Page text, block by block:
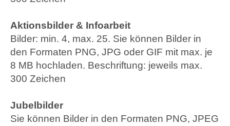
Aktionsbilder & Infoarbeit
Bilder: min. 4, max. 25. Sie können Bilder in
den Formaten PNG, JPG oder GIF mit max. je
8 MB hochladen. Beschriftung: jeweils max.
300 Zeichen
Jubelbilder
Sie können Bilder in den Formaten PNG, JPEG